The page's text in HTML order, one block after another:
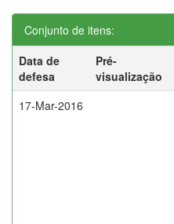
Conjunto de itens:
Data de
defesa
Pré-
visualização
17-Mar-2016